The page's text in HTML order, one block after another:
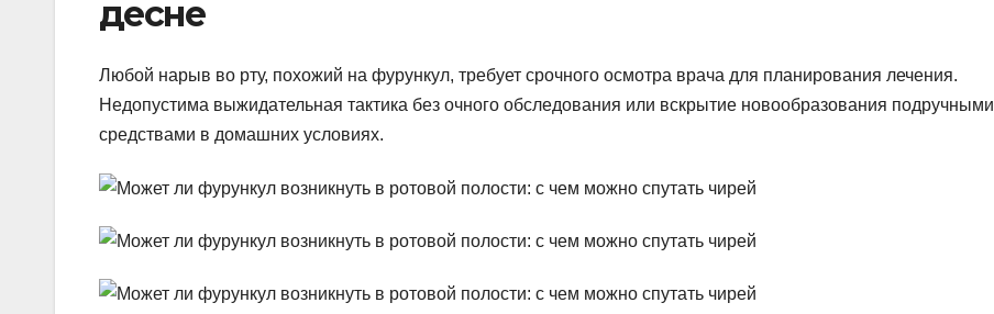
десне
Любой нарыв во рту, похожий на фурункул, требует срочного осмотра врача для планирования лечения.
Недопустима выжидательная тактика без очного обследования или вскрытие новообразования подручными
средствами в домашних условиях.